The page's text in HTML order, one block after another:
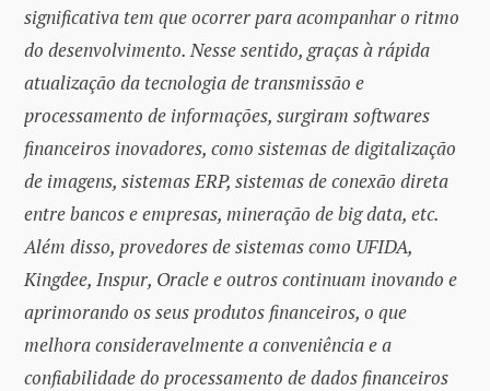
significativa tem que ocorrer para acompanhar o ritmo
do desenvolvimento. Nesse sentido, graças à rápida
atualização da tecnologia de transmissão e
processamento de informações, surgiram softwares
financeiros inovadores, como sistemas de digitalização
de imagens, sistemas ERP, sistemas de conexão direta
entre bancos e empresas, mineração de big data, etc.
Além disso, provedores de sistemas como UFIDA,
Kingdee, Inspur, Oracle e outros continuam inovando e
aprimorando os seus produtos financeiros, o que
melhora consideravelmente a conveniência e a
confiabilidade do processamento de dados financeiros